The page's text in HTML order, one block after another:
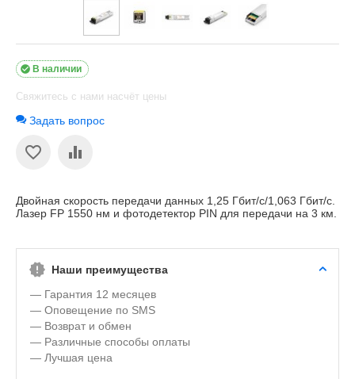
В наличии

Свяжитесь с нами насчёт цены
Задать вопрос
Двойная скорость передачи данных 1,25 Гбит/с/1,063 Гбит/с.
Лазер FP 1550 нм и фотодетектор PIN для передачи на 3 км.
Наши преимущества
— Гарантия 12 месяцев
— Оповещение по SMS
— Возврат и обмен
— Различные способы оплаты
— Лучшая цена